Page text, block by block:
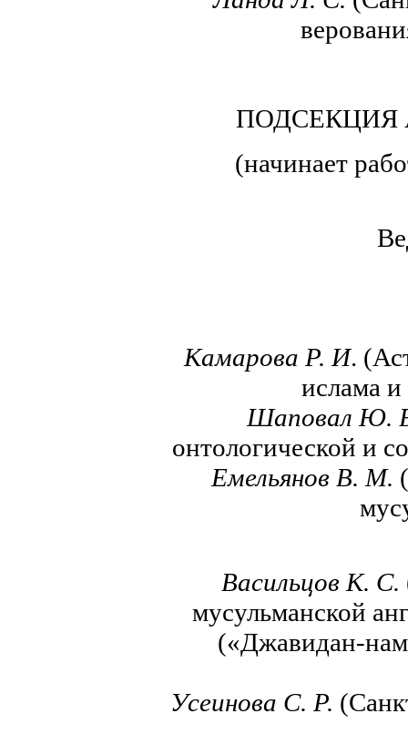
ПОДСЕКЦИЯ
(начинает
Камарова Р. И.
ислама и
Шаповал Ю.
онтологической и
Емельянов В. М.
Васильцов К. С.
мусульманской
(«Джавидан-
Усеинова С. Р.